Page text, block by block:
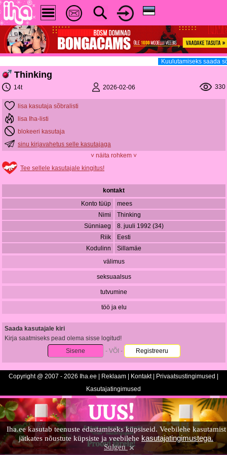
Iha.ee kasutab teenuste edastamiseks küpsiseid. Veebilehe kasutamist
jätkates nõustute küpsiste ja veebilehe kasutajatingimustega.
Sulgen
Kuulutamiseks saada
Thinking
14t 2026-02-06 330
lisa kasutaja sõbralisti
lisa Iha-listi
blokeeri kasutaja
sinu kirjavahetus selle kasutajaga
˅ näita rohkem ˅
Tee sellele kasutajale kingitus!
kontakt
Konto tüüp
mees
Nimi
Thinking
Sünniaeg
8. juuli 1992 (34)
Riik
Eesti
Kodulinn
Sillamäe
välimus
seksuaalsus
tutvumine
töö ja elu
Saada kasutajale kiri
Kirja saatmiseks pead olema sisse logitud!
Sisene
- VÕI - Registreeru
Copyright @ 2007 - 2026 Iha.ee | Reklaam Kontakt| Privaatsustingimused
Kasutajatingimused